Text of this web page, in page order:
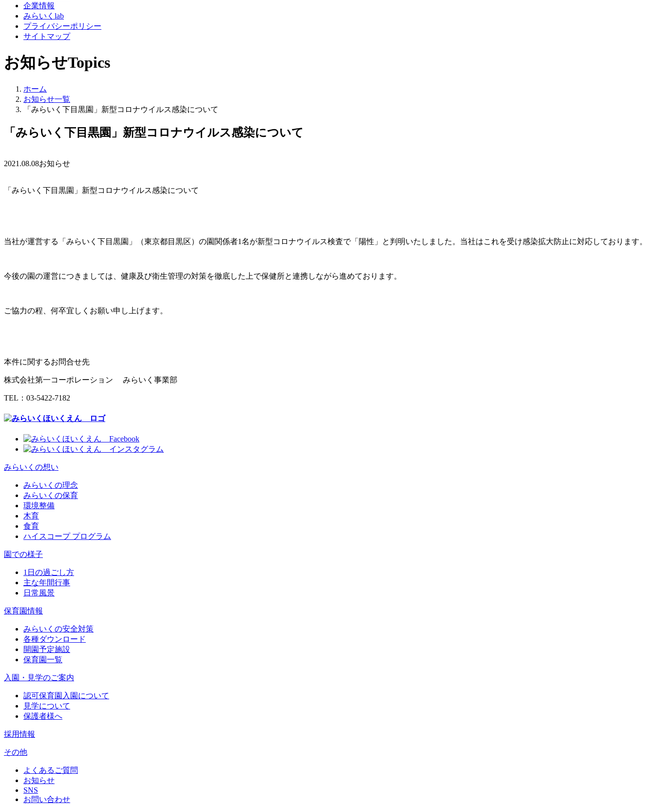
企業情報
みらいくlab
プライバシーポリシー
サイトマップ
お知らせTopics
ホーム
お知らせ一覧
「みらいく下目黒園」新型コロナウイルス感染について
「みらいく下目黒園」新型コロナウイルス感染について
2021.08.08お知らせ
「みらいく下目黒園」新型コロナウイルス感染について
当社が運営する「みらいく下目黒園」（東京都目黒区）の園関係者1名が新型コロナウイルス検査で「陽性」と判明いたしました。当社はこれを受け感染拡大防止に対応しております。
今後の園の運営につきましては、健康及び衛生管理の対策を徹底した上で保健所と連携しながら進めております。
ご協力の程、何卒宜しくお願い申し上げます。
本件に関するお問合せ先
株式会社第一コーポレーション みらいく事業部
TEL： 03-5422-7182
みらいくの想い
みらいくの理念
みらいくの保育
環境整備
木育
食育
ハイスコープ プログラム
園での様子
1日の過ごし方
主な年間行事
日常風景
保育園情報
みらいくの安全対策
各種ダウンロード
開園予定施設
保育園一覧
入園・見学のご案内
認可保育園入園について
見学について
保護者様へ
採用情報
その他
よくあるご質問
お知らせ
SNS
お問い合わせ